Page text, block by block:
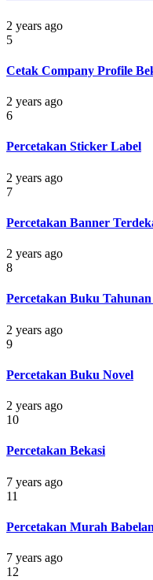
2 years ago
5
Cetak Company Profile
2 years ago
6
Percetakan Sticker Label
2 years ago
7
Percetakan Banner
2 years ago
8
Percetakan Buku Tahunan
2 years ago
9
Percetakan Buku Novel
2 years ago
10
Percetakan Bekasi
7 years ago
11
Percetakan Murah
7 years ago
12